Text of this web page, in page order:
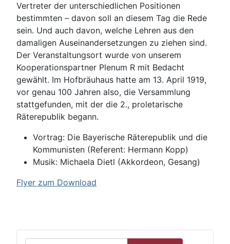
Vertreter der unterschiedlichen Positionen
bestimmten – davon soll an diesem Tag die Rede
sein. Und auch davon, welche Lehren aus den
damaligen Auseinandersetzungen zu ziehen sind.
Der Veranstaltungsort wurde von unserem
Kooperationspartner Plenum R mit Bedacht
gewählt. Im Hofbräuhaus hatte am 13. April 1919,
vor genau 100 Jahren also, die Versammlung
stattgefunden, mit der die 2., proletarische
Räterepublik begann.
Vortrag: Die Bayerische Räterepublik und die
Kommunisten (Referent: Hermann Kopp)
Musik: Michaela Dietl (Akkordeon, Gesang)
Flyer zum Download